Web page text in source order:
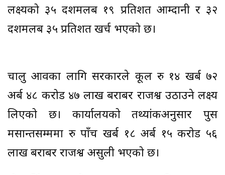
लक्ष्यको ३५ दशमलब १९ प्रतिशत आम्दानी र ३२
दशमलब ३५ प्रतिशत खर्च भएको छ।
चालु आवका लागि सरकारले कूल रु १४ खर्ब ७२
अर्ब ४८ करोड ४७ लाख बराबर राजश्व उठाउने लक्ष्य
लिएको छ। कार्यालयको तथ्यांकअनुसार पुस
मसान्तसम्ममा रु पाँच खर्ब १८ अर्ब १५ करोड ५६
लाख बराबर राजश्व असुली भएको छ।